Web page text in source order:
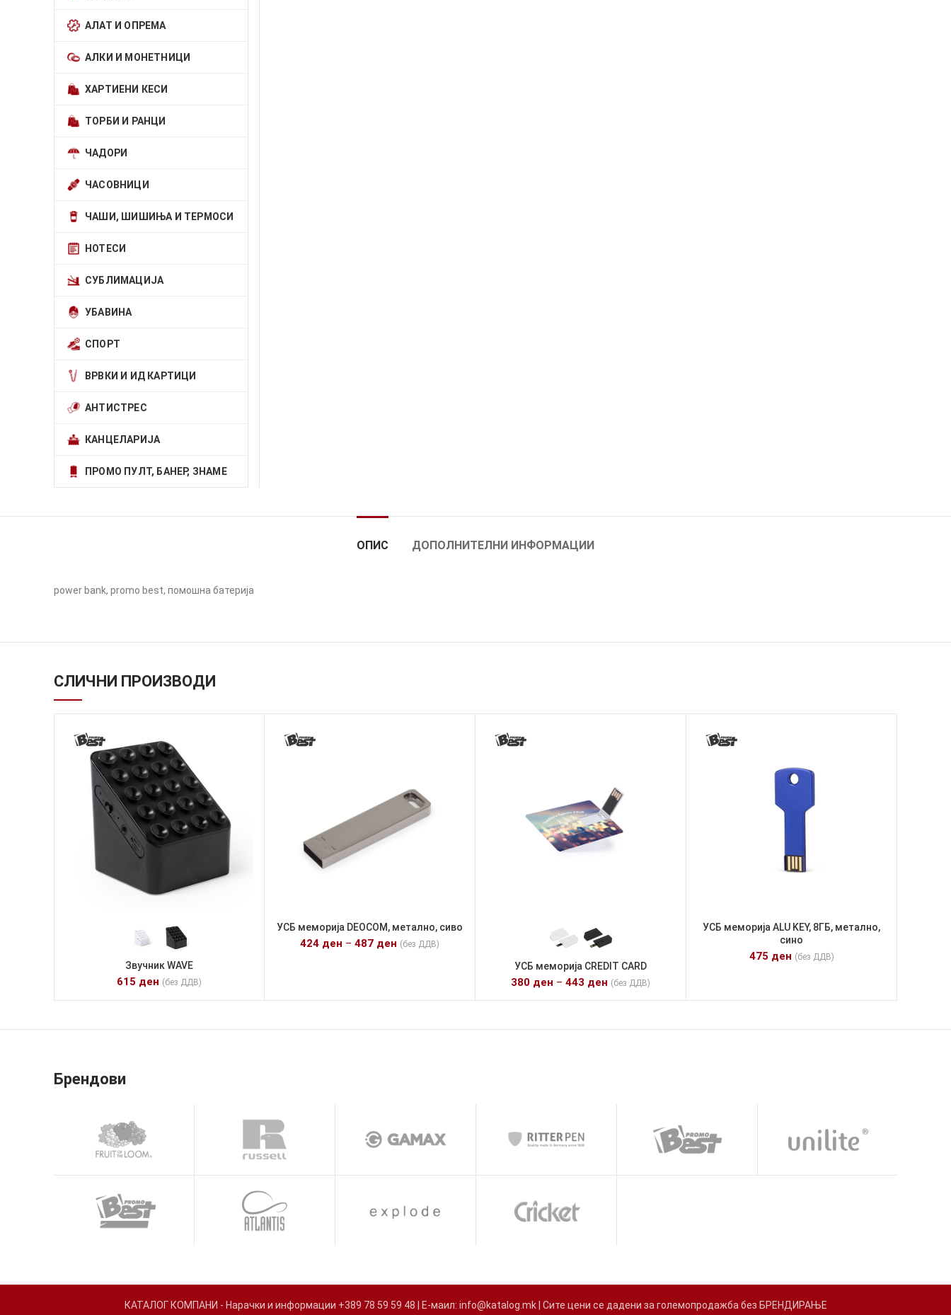
АЛАТ И ОПРЕМА
АЛКИ И МОНЕТНИЦИ
ХАРТИЕНИ КЕСИ
ТОРБИ И РАНЦИ
ЧАДОРИ
ЧАСОВНИЦИ
ЧАШИ, ШИШИЊА И ТЕРМОСИ
НОТЕСИ
СУБЛИМАЦИЈА
УБАВИНА
СПОРТ
ВРВКИ И ИД КАРТИЦИ
АНТИСТРЕС
КАНЦЕЛАРИЈА
ПРОМО ПУЛТ, БАНЕР, ЗНАМЕ
ОПИС ДОПОЛНИТЕЛНИ ИНФОРМАЦИИ
power bank, promo best, помошна батерија
СЛИЧНИ ПРОИЗВОДИ
Звучник WAVE
615 ден (без ДДВ)
УСБ меморија DEOCOM, метално, сиво
424 ден – 487 ден (без ДДВ)
УСБ меморија CREDIT CARD
380 ден – 443 ден (без ДДВ)
УСБ меморија ALU KEY, 8ГБ, метално,
сино
475 ден (без ДДВ)
Брендови
КАТАЛОГ КОМПАНИ - Нарачки и информации +389 78 59 59 48 | Е-маил: info@katalog.mk | Сите цени се дадени за големопродажба без БРЕНДИРАЊЕ